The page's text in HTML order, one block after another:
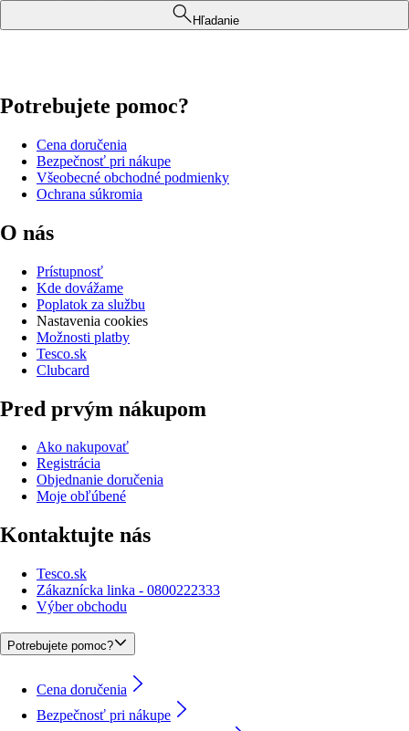
Hľadanie
Potrebujete pomoc?
Cena doručenia
Bezpečnosť pri nákupe
Všeobecné obchodné podmienky
Ochrana súkromia
O nás
Prístupnosť
Kde dovážame
Poplatok za službu
Nastavenia cookies
Možnosti platby
Tesco.sk
Clubcard
Pred prvým nákupom
Ako nakupovať
Registrácia
Objednanie doručenia
Moje obľúbené
Kontaktujte nás
Tesco.sk
Zákaznícka linka - 0800222333
Výber obchodu
Potrebujete pomoc?
Cena doručenia
Bezpečnosť pri nákupe